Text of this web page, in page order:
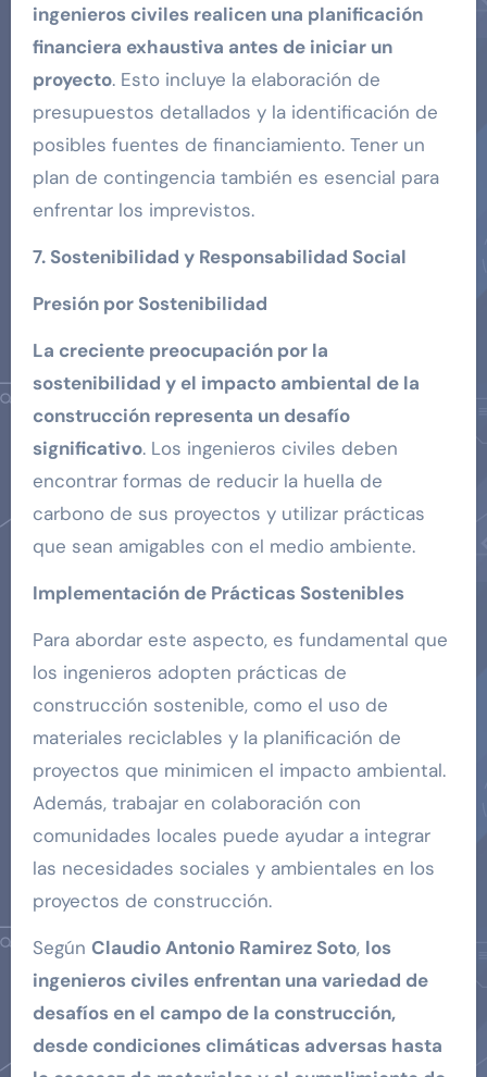
ingenieros civiles realicen una planificación
financiera exhaustiva antes de iniciar un
proyecto. Esto incluye la elaboración de
presupuestos detallados y la identificación de
posibles fuentes de financiamiento. Tener un
plan de contingencia también es esencial para
enfrentar los imprevistos.
7. Sostenibilidad y Responsabilidad Social
Presión por Sostenibilidad
La creciente preocupación por la
sostenibilidad y el impacto ambiental de la
construcción representa un desafío
significativo. Los ingenieros civiles deben
encontrar formas de reducir la huella de
carbono de sus proyectos y utilizar prácticas
que sean amigables con el medio ambiente.
Implementación de Prácticas Sostenibles
Para abordar este aspecto, es fundamental que
los ingenieros adopten prácticas de
construcción sostenible, como el uso de
materiales reciclables y la planificación de
proyectos que minimicen el impacto ambiental.
Además, trabajar en colaboración con
comunidades locales puede ayudar a integrar
las necesidades sociales y ambientales en los
proyectos de construcción.
Según Claudio Antonio Ramirez Soto, los
ingenieros civiles enfrentan una variedad de
desafíos en el campo de la construcción,
desde condiciones climáticas adversas hasta